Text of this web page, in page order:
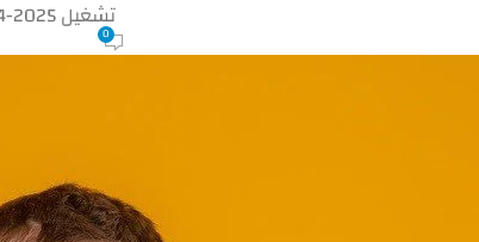
تشغيل 2025-04-05
0